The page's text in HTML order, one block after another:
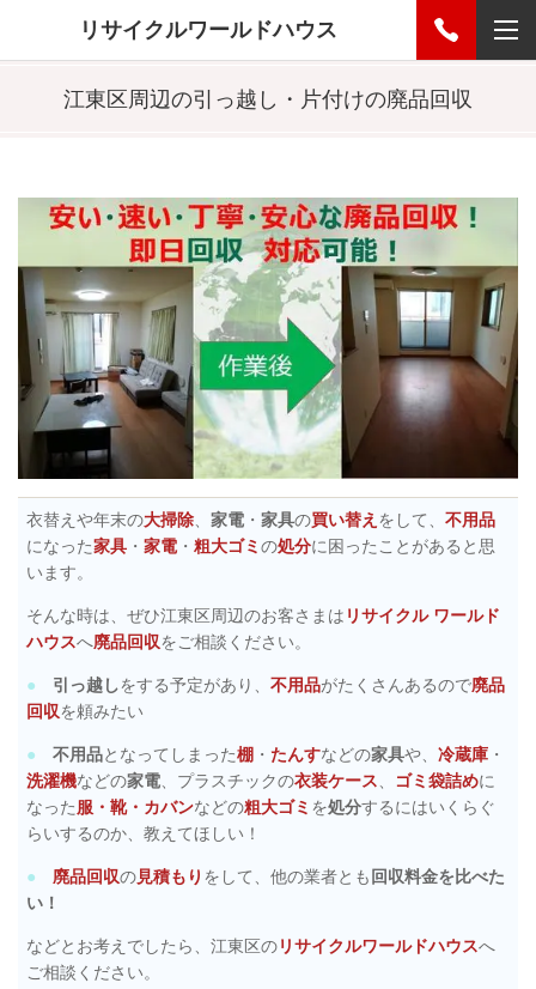
リサイクルワールドハウス
江東区周辺の引っ越し・片付けの廃品回収
衣替えや年末の大掃除 家電 ・ 家具の買い替え をして、 不用品
になった家具 ・ 家電 ・ 粗大ゴミ の処分に困ったことがあると思
います。
そんな時は、ぜひ江東区周辺のお客さまは リサイクル ワールド
ハウスへ廃品回収をご相談ください。
● 引っ越しをする予定があり、 不用品がたくさんあるので廃品
回収を頼みたい
● 不用品となってしまった棚 ・ たんすなどの家具や、 冷蔵庫 ・
洗濯機などの家電 、プラスチックの衣装ケース ゴミ袋詰めに
なった服・靴・カバンなどの粗大ゴミ を処分するにはいくらぐ
らいするのか、教えてほしい！
● 廃品回収の見積もり をして、他の業者とも回収料金を比べた
い！
などとお考えでしたら、江東区のリサイクルワールドハウスへ
ご相談ください。